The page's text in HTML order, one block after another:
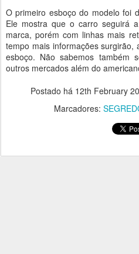
O primeiro esboço do modelo foi
Ele mostra que o carro seguirá
marca, porém com linhas mais
tempo mais informações
esboço. Não sabemos também
outros mercados além do
Postado há 12th February
Marcadores: